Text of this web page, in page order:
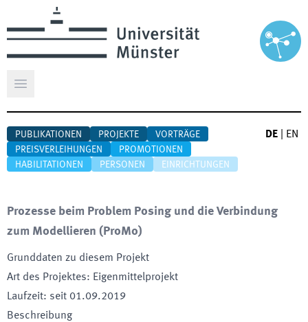
Hauptmenü öffnen
PUBLIKATIONEN PROJEKTE
VORTRÄGE
PREISVERLEIHUNGEN
PROMOTIONEN
HABILITATIONEN
PERSONEN EINRICHTUNGEN
DE EN
Prozesse beim Problem Posing und die Verbindung
zum Modellieren ( ProMo)
Grunddaten zu diesem Projekt
Art des Projektes: Eigenmittelprojekt
Laufzeit: seit 01.09.2019
Beschreibung